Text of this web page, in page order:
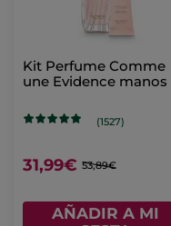
Kit Perfume Comme
une Evidence manos
(1527)
31,99€ 53,89€
AÑADIR A MI